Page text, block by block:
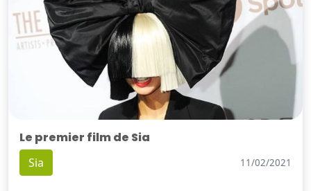
Le premier film de Sia
Sia 11/02/2021